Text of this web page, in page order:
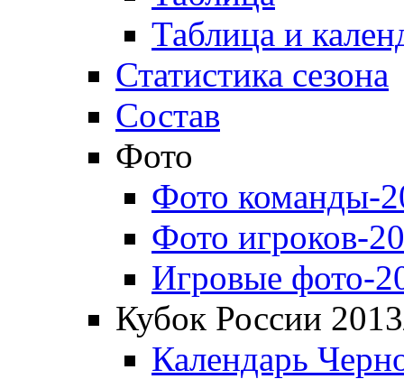
Таблица и
Статистика сезона
Состав
Фото
Фото команды-
Фото игроков-
Игровые фото-
Кубок России
Календарь